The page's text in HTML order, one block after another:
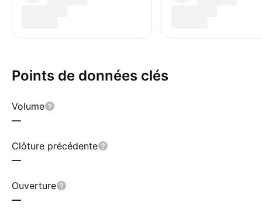
Points de données clés
Volume
—
Clôture précédente
—
Ouverture
—